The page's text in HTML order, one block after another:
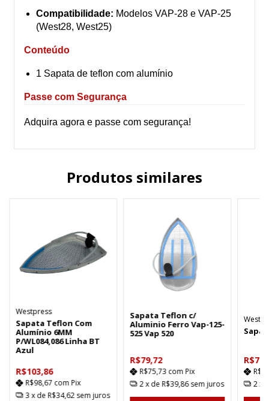
Compatibilidade: Modelos VAP-28 e VAP-25
(West28, West25)
Conteúdo
1 Sapata de teflon com alumínio
Passe com Segurança
Adquira agora e passe com segurança!
Produtos similares
Westpress
Sapata Teflon Com
Alumínio 6MM
P/WL084,086 Linha BT
Azul
R$103,86
R$98,67 com Pix
3x de R$34,62 sem juros
Sapata Teflon c/
Aluminio Ferro Vap-125-
525 Vap 520
R$79,72
R$75,73 com Pix
2x de R$39,86 sem juros
2 x